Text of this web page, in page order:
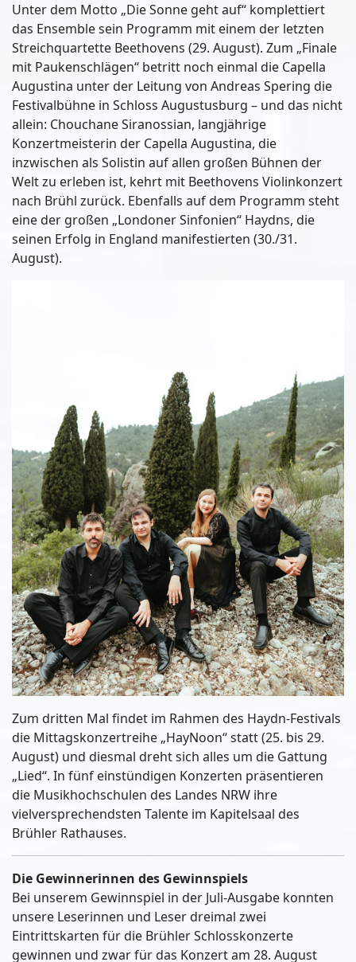
Unter dem Motto „Die Sonne geht auf“ komplettiert
das Ensemble sein Programm mit einem der letzten
Streichquartette Beethovens (29. August). Zum „Finale
mit Paukenschlägen“ betritt noch einmal die Capella
Augustina unter der Leitung von Andreas Spering die
Festivalbühne in Schloss Augustusburg – und das nicht
allein: Chouchane Siranossian, langjährige
Konzertmeisterin der Capella Augustina, die
inzwischen als Solistin auf allen großen Bühnen der
Welt zu erleben ist, kehrt mit Beethovens Violinkonzert
nach Brühl zurück. Ebenfalls auf dem Programm steht
eine der großen „Londoner Sinfonien“ Haydns, die
seinen Erfolg in England manifestierten (30./31.
August).
Zum dritten Mal findet im Rahmen des Haydn-Festivals
die Mittagskonzertreihe „HayNoon“ statt (25. bis 29.
August) und diesmal dreht sich alles um die Gattung
„Lied“. In fünf einstündigen Konzerten präsentieren
die Musikhochschulen des Landes NRW ihre
vielversprechendsten Talente im Kapitelsaal des
Brühler Rathauses.
Die Gewinnerinnen des Gewinnspiels
Bei unserem Gewinnspiel in der Juli-Ausgabe konnten
unsere Leserinnen und Leser dreimal zwei
Eintrittskarten für die Brühler Schlosskonzerte
gewinnen und zwar für das Konzert am 28. August